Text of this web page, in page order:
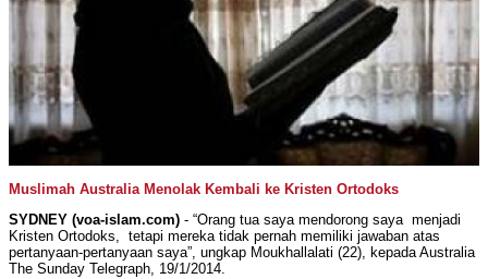
Muslimah Australia Menolak Kembali ke Kristen Ortodoks
SYDNEY (voa-islam.com) - “Orang tua saya mendorong saya menjadi
Kristen Ortodoks, tetapi mereka tidak pernah memiliki jawaban atas
pertanyaan-pertanyaan saya”, ungkap Moukhallalati (22), kepada Australia
The Sunday Telegraph, 19/1/2014.